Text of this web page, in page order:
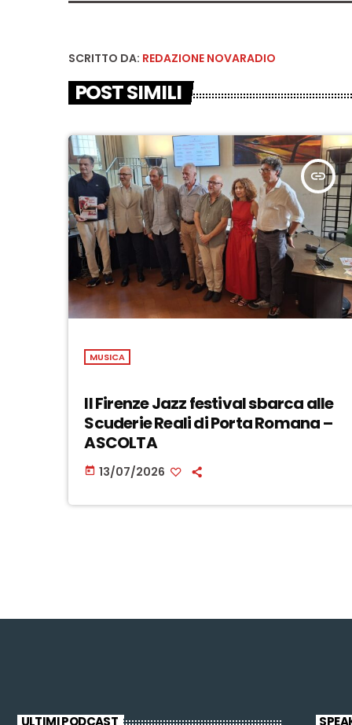
SCRITTO DA: REDAZIONE NOVARADIO
POST SIMILI
insert_link
MUSICA
Il Firenze Jazz festival sbarca alle
Scuderie Reali di Porta Romana –
ASCOLTA
today 13/07/2026
ULTIMI PODCAST